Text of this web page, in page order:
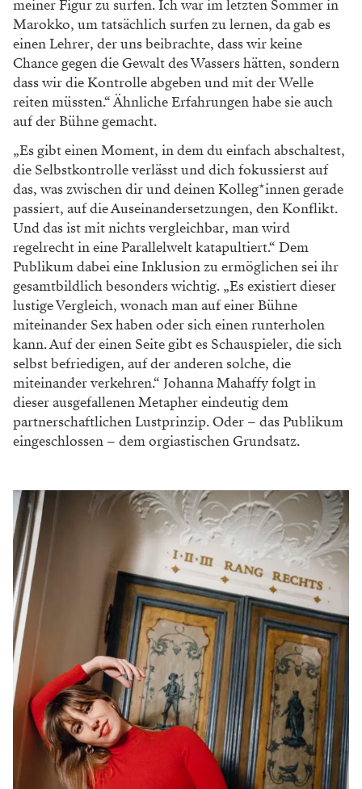
meiner Figur zu surfen. Ich war im letzten Sommer in
Marokko, um tatsächlich surfen zu lernen, da gab es
einen Lehrer, der uns beibrachte, dass wir keine
Chance gegen die Gewalt des Wassers hätten, sondern
dass wir die Kontrolle abgeben und mit der Welle
reiten müssten.“ Ähnliche Erfahrungen habe sie auch
auf der Bühne gemacht.
„Es gibt einen Moment, in dem du einfach abschaltest,
die Selbstkontrolle verlässt und dich fokussierst auf
das, was zwischen dir und deinen Kolleg*innen gerade
passiert, auf die Auseinandersetzungen, den Konflikt.
Und das ist mit nichts vergleichbar, man wird
regelrecht in eine Parallelwelt katapultiert.“ Dem
Publikum dabei eine Inklusion zu ermöglichen sei ihr
gesamtbildlich besonders wichtig. „Es existiert dieser
lustige Vergleich, wonach man auf einer Bühne
miteinander Sex haben oder sich einen runterholen
kann. Auf der einen Seite gibt es Schauspieler, die sich
selbst befriedigen, auf der anderen solche, die
miteinander verkehren.“ Johanna Mahaffy folgt in
dieser ausgefallenen Metapher eindeutig dem
partnerschaftlichen Lustprinzip. Oder – das Publikum
eingeschlos­sen – dem orgiastischen Grundsatz.